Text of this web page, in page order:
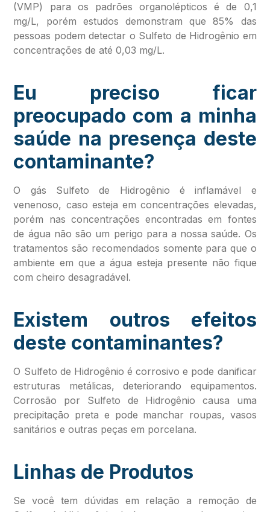
(VMP) para os padrões organolépticos é de 0,1
mg/L, porém estudos demonstram que 85% das
pessoas podem detectar o Sulfeto de Hidrogênio em
concentrações de até 0,03 mg/L.
Eu preciso ficar
preocupado com a minha
saúde na presença deste
contaminante?
O gás Sulfeto de Hidrogênio é inflamável e
venenoso, caso esteja em concentrações elevadas,
porém nas concentrações encontradas em fontes
de água não são um perigo para a nossa saúde. Os
tratamentos são recomendados somente para que o
ambiente em que a água esteja presente não fique
com cheiro desagradável.
Existem outros efeitos
deste contaminantes?
O Sulfeto de Hidrogênio é corrosivo e pode danificar
estruturas metálicas, deteriorando equipamentos.
Corrosão por Sulfeto de Hidrogênio causa uma
precipitação preta e pode manchar roupas, vasos
sanitários e outras peças em porcelana.
Linhas de Produtos
Se você tem dúvidas em relação a remoção de